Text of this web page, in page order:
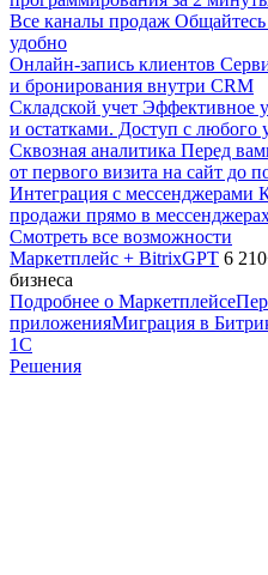
Все каналы продаж Общайтесь
удобно
Онлайн-запись клиентов
и бронирования внутри CRM
Складской учет Эффективное
и остатками. Доступ с любого
Сквозная аналитика Перед
от первого визита на сайт до
Интеграция с мессенджерами
продажи прямо в
Смотреть все возможности
Маркетплейс + BitrixGPT 6
бизнеса
Подробнее о Маркетплейсе
приложенияМиграция в
1С
Решения